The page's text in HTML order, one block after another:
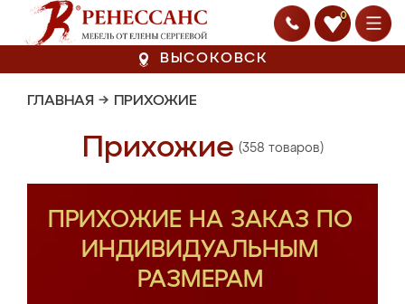
0
ВЫСОКОВСК
ГЛАВНАЯ → ПРИХОЖИЕ
Прихожие (358 товаров)
ПРИХОЖИЕ НА ЗАКАЗ ПО
ИНДИВИДУАЛЬНЫМ
РАЗМЕРАМ